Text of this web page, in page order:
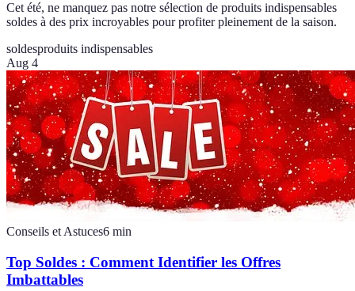
Cet été, ne manquez pas notre sélection de produits indispensables
soldes à des prix incroyables pour profiter pleinement de la saison.
soldesproduits indispensables
Aug 4
Conseils et Astuces6 min
Top Soldes : Comment Identifier les Offres
Imbattables